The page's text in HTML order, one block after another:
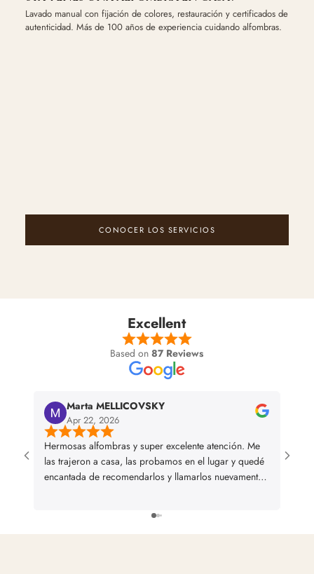
Lavado manual con fijación de colores, restauración y certificados de
autenticidad. Más de 100 años de experiencia cuidando alfombras.
CONOCER LOS SERVICIOS
Excellent
Based on 87 Reviews
Marta MELLICOVSKY
Apr 22, 2026
Hermosas alfombras y super excelente atención. Me
las trajeron a casa, las probamos en el lugar y quedé
encantada de recomendarlos y llamarlos nuevamente